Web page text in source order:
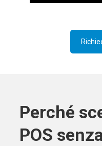
Perché
POS